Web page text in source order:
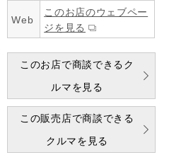
Web
このお店のウェブペー
ジを見る
このお店で商談できるク
ルマを見る
この販売店で商談できる
クルマを見る